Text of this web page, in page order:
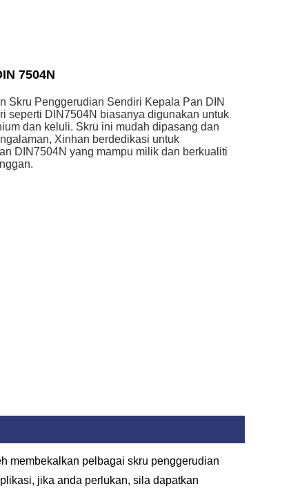
7504N
Skru Penggerudian Sendiri Kepala Pan DIN
seperti DIN7504N biasanya digunakan untuk
dan keluli. Skru ini mudah dipasang dan
Xinhan berdedikasi untuk
DIN7504N yang mampu milik dan berkualiti
membekalkan pelbagai skru penggerudian
jika anda perlukan, sila dapatkan